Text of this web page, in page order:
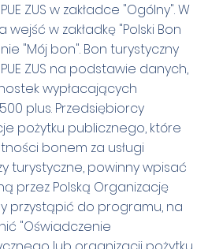
ZUS w zakładce "Ogólny". W
w zakładkę "Polski Bon
"Mój bon". Bon turystyczny
ZUS na podstawie danych,
wypłacających
plus. Przedsiębiorcy
pożytku publicznego, które
bonem za usługi
turystyczne, powinny wpisać
przez Polską Organizację
przystąpić do programu, na
"Oświadczenie